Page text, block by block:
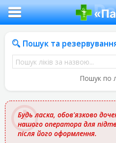
Пошук та резервування
Пошук
ліків
назвою
Пошук по
Будь ласка, обов'язково
нашого оператора для
після його оформлення.